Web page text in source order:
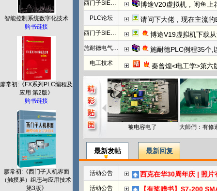
智能控制系统数字化技术
购书链接
廖常初:《FX系列PLC编程及
应用 第2版》
购书链接
廖常初:《西门子人机界面
（触摸屏）组态与应用技术
第3版》
西门子SIEMENS 博途V20虚拟机，闲鱼上
PLC论坛 请问下大佬，现在主流的
西门子SIEMENS 博途V19虚拟机下载
施耐德电气PLC 施耐德PLC例程35个,
电工技术 秦曾煌<电工学>第六
被电容电了
最新发帖 最新回复
活动公告 西克在华30周年庆 | 照片
活动公告 【有奖赠书】S7-200 SMART